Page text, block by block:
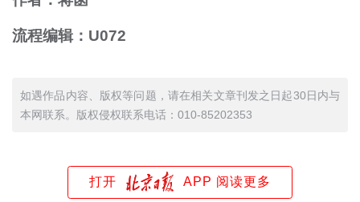
流程编辑：U072
如遇作品内容、版权等问题，请在相关文章刊发之日起30日内与
本网联系。版权侵权联系电话：010-85202353
打开 APP 阅读更多